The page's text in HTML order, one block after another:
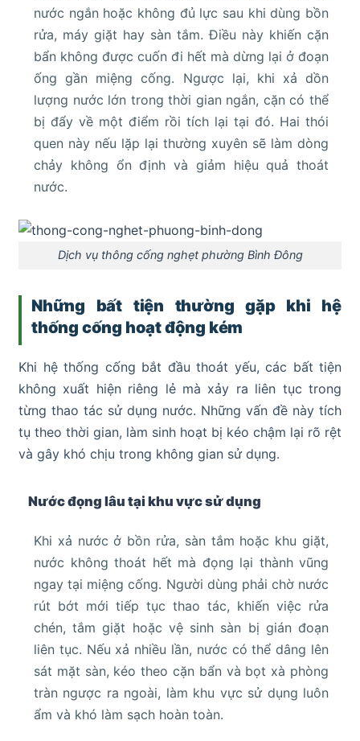
nước ngắn hoặc không đủ lực sau khi dùng bồn
rửa, máy giặt hay sàn tắm. Điều này khiến cặn
bẩn không được cuốn đi hết mà dừng lại ở đoạn
ống gần miệng cống. Ngược lại, khi xả dồn
lượng nước lớn trong thời gian ngắn, cặn có thể
bị đẩy về một điểm rồi tích lại tại đó. Hai thói
quen này nếu lặp lại thường xuyên sẽ làm dòng
chảy không ổn định và giảm hiệu quả thoát
nước.
Dịch vụ thông cống nghẹt phường Bình Đông
Những bất tiện thường gặp khi hệ
thống cống hoạt động kém
Khi hệ thống cống bắt đầu thoát yếu, các bất tiện
không xuất hiện riêng lẻ mà xảy ra liên tục trong
từng thao tác sử dụng nước. Những vấn đề này tích
tụ theo thời gian, làm sinh hoạt bị kéo chậm lại rõ rệt
và gây khó chịu trong không gian sử dụng.
Nước đọng lâu tại khu vực sử dụng
Khi xả nước ở bồn rửa, sàn tắm hoặc khu giặt,
nước không thoát hết mà đọng lại thành vũng
ngay tại miệng cống. Người dùng phải chờ nước
rút bớt mới tiếp tục thao tác, khiến việc rửa
chén, tắm giặt hoặc vệ sinh sàn bị gián đoạn
liên tục. Nếu xả nhiều lần, nước có thể dâng lên
sát mặt sàn, kéo theo cặn bẩn và bọt xà phòng
tràn ngược ra ngoài, làm khu vực sử dụng luôn
ẩm và khó làm sạch hoàn toàn.